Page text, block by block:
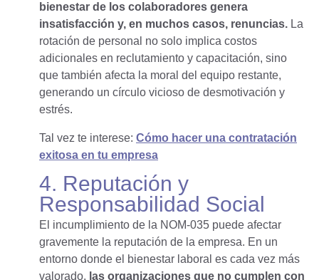
bienestar de los colaboradores genera
insatisfacción y, en muchos casos, renuncias. La
rotación de personal no solo implica costos
adicionales en reclutamiento y capacitación, sino
que también afecta la moral del equipo restante,
generando un círculo vicioso de desmotivación y
estrés.
Tal vez te interese: Cómo hacer una contratación
exitosa en tu empresa
4. Reputación y
Responsabilidad Social
El incumplimiento de la NOM-035 puede afectar
gravemente la reputación de la empresa. En un
entorno donde el bienestar laboral es cada vez más
valorado, las organizaciones que no cumplen con